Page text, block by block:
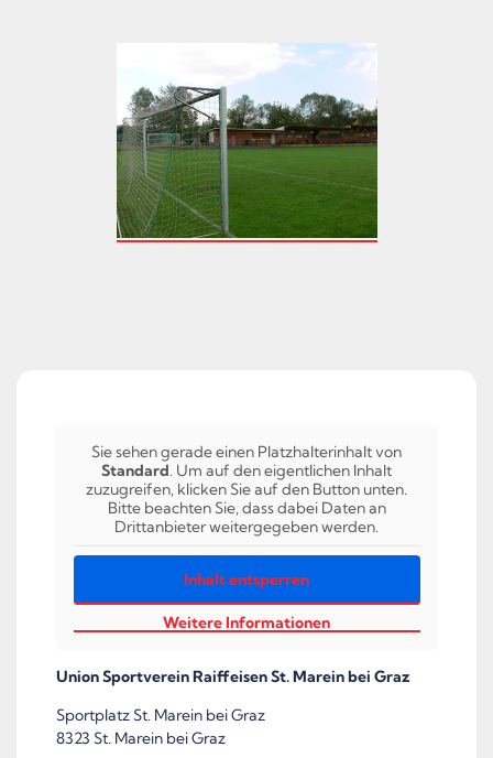
Sie sehen gerade einen Platzhalterinhalt von
Standard. Um auf den eigentlichen Inhalt
zuzugreifen, klicken Sie auf den Button unten.
Bitte beachten Sie, dass dabei Daten an
Drittanbieter weitergegeben werden.
Inhalt entsperren
Weitere Informationen
Union Sportverein Raiffeisen St. Marein bei Graz
Sportplatz St. Marein bei Graz
8323 St. Marein bei Graz